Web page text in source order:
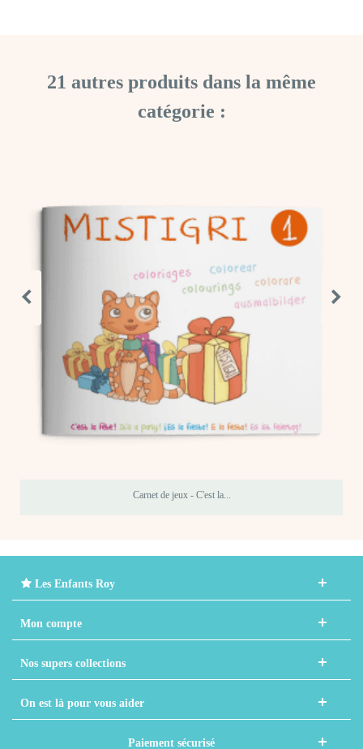
21 autres produits dans la même
catégorie :
Carnet de jeux - C'est la...
Les Enfants Roy
Mon compte
Nos supers collections
On est là pour vous aider
Paiement sécurisé